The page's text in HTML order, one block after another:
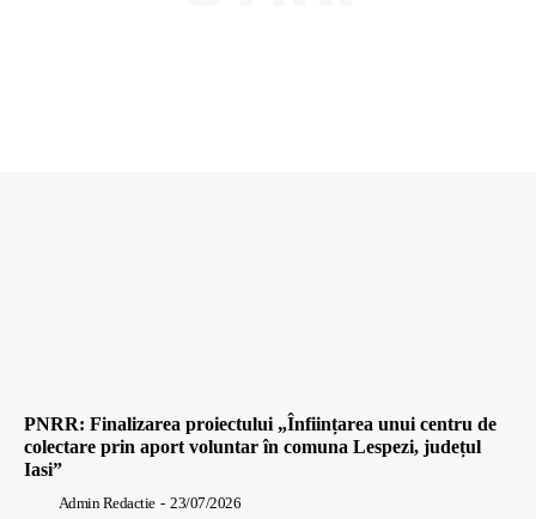
PNRR: Finalizarea proiectului „Înființarea unui centru de
colectare prin aport voluntar în comuna Lespezi, județul
Iasi”
Admin Redactie - 23/07/2026